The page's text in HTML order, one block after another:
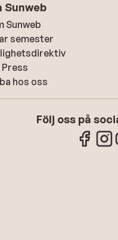
Sunweb
Sunweb
semester
Press
hos oss
Följ oss på